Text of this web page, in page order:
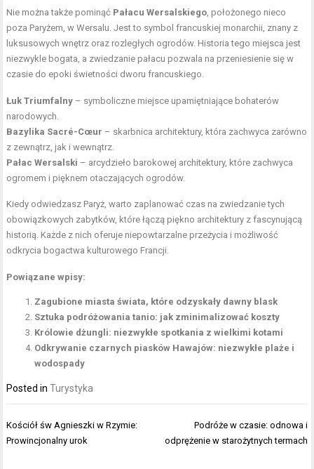
Nie można także pominąć Pałacu Wersalskiego , położonego nieco
poza Paryżem, w Wersalu. Jest to symbol francuskiej monarchii, znany z
luksusowych wnętrz oraz rozległych ogrodów. Historia tego miejsca jest
niezwykle bogata, a zwiedzanie pałacu pozwala na przeniesienie się w
czasie do epoki świetności dworu francuskiego.
Łuk Triumfalny – symboliczne miejsce upamiętniające bohaterów
narodowych.
Bazylika Sacré-Cœur – skarbnica architektury, która zachwyca zarówno
z zewnątrz, jak i wewnątrz.
Pałac Wersalski – arcydzieło barokowej architektury, które zachwyca
ogromem i pięknem otaczających ogrodów.
Kiedy odwiedzasz Paryż, warto zaplanować czas na zwiedzanie tych
obowiązkowych zabytków, które łączą piękno architektury z fascynującą
historią. Każde z nich oferuje niepowtarzalne przeżycia i możliwość
odkrycia bogactwa kulturowego Francji.
Powiązane wpisy:
Zagubione miasta świata, które odzyskały dawny blask
Sztuka podróżowania tanio: jak zminimalizować koszty
Królowie dżungli: niezwykłe spotkania z wielkimi kotami
Odkrywanie czarnych piasków Hawajów: niezwykłe plaże i
wodospady
Posted inTurystyka
Nawigacja
wpisu
Kościół św Agnieszki w Rzymie:
Prowincjonalny urok
Podróże w czasie: odnowa i
odprężenie w starożytnych termach